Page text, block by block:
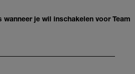
je wil inschakelen voor Team